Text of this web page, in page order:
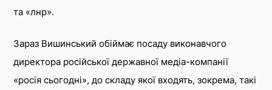
та «лнр».
Зараз Вишинський обіймає посаду виконавчого
директора російської державної медіа-компанії
«росія сьогодні», до складу якої входять, зокрема, такі